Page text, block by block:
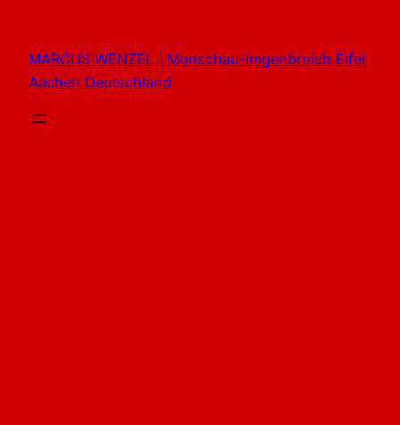
springen
MARCUS WENZEL | Monschau-Imgenbroich Eifel
Aachen Deutschland